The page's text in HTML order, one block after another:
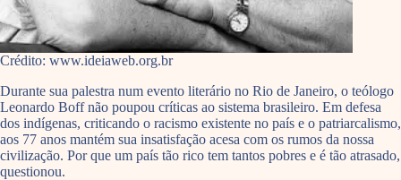
Crédito: www.ideiaweb.org.br
Durante sua palestra num evento literário no Rio de Janeiro, o teólogo
Leonardo Boff não poupou críticas ao sistema brasileiro. Em defesa
dos indígenas, criticando o racismo existente no país e o patriarcalismo,
aos 77 anos mantém sua insatisfação acesa com os rumos da nossa
civilização. Por que um país tão rico tem tantos pobres e é tão atrasado,
questionou.